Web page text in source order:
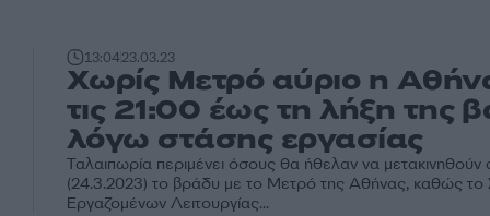
13:0423.03.23
Χωρίς Μετρό αύριο η
τις 21:00 έως τη λήξη της
λόγω στάσης εργασίας
Ταλαιπωρία περιμένει όσους θα ήθελαν να μετακινηθούν
(24.3.2023) το βράδυ με το Μετρό της Αθήνας, καθώς το
Εργαζομένων Λειτουργίας...